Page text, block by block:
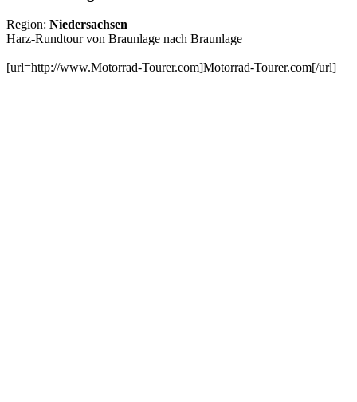
Region: Niedersachsen
Harz-Rundtour von Braunlage nach Braunlage
[url=http://www.Motorrad-Tourer.com]Motorrad-Tourer.com[/url]